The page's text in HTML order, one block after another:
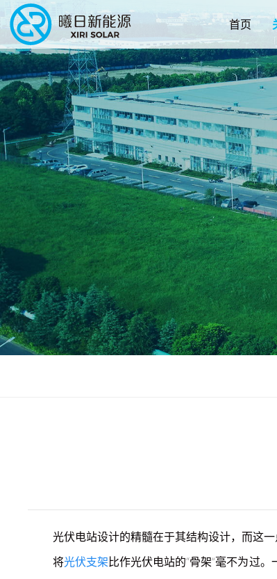
首页
光伏电站设计的精髓在于其结构设计，而这一
将光伏支架 比作光伏电站的“骨架”毫不为过